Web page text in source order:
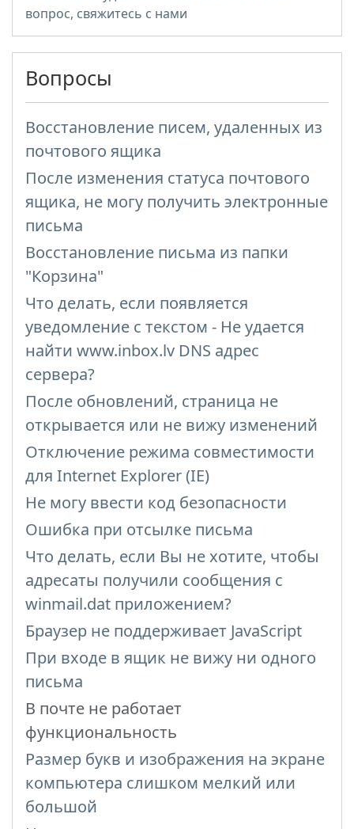
вопрос, свяжитесь с нами
Вопросы
Восстановление писем, удаленных из
почтового ящика
После изменения статуса почтового
ящика, не могу получить электронные
письма
Восстановление письма из папки
"Корзина"
Что делать, если появляется
уведомление с текстом - Не удается
найти www.inbox.lv DNS адрес
сервера?
После обновлений, страница не
открывается или не вижу изменений
Отключение режима совместимости
для Internet Explorer (IE)
Не могу ввести код безопасности
Ошибка при отсылке письма
Что делать, если Bы не хотите, чтобы
адресаты получили сообщения с
winmail.dat приложением?
Браузер не поддерживает JavaScript
При входе в ящик не вижу ни одного
письма
В почте не работает
функциональность
Размер букв и изображения на экране
компьютера слишком мелкий или
большой